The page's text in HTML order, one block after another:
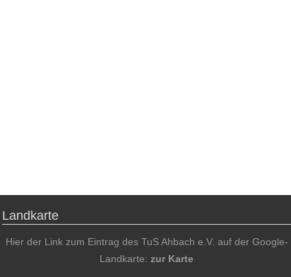
Landkarte
Hier der Link zum Eintrag des TuS Ahbach e.V. auf der Google-
Landkarte:zur Karte